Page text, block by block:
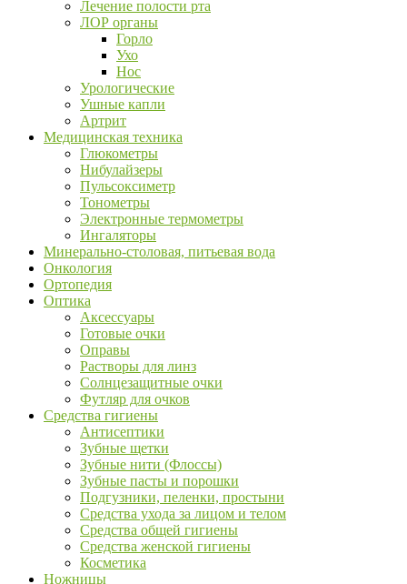
Лечение полости рта
ЛОР органы
Горло
Ухо
Нос
Урологические
Ушные капли
Артрит
Медицинская техника
Глюкометры
Нибулайзеры
Пульсоксиметр
Тонометры
Электронные термометры
Ингаляторы
Минерально-столовая, питьевая вода
Онкология
Ортопедия
Оптика
Аксессуары
Готовые очки
Оправы
Растворы для линз
Солнцезащитные очки
Футляр для очков
Средства гигиены
Антисептики
Зубные щетки
Зубные нити (Флоссы)
Зубные пасты и порошки
Подгузники, пеленки, простыни
Средства ухода за лицом и телом
Средства общей гигиены
Средства женской гигиены
Косметика
Ножницы